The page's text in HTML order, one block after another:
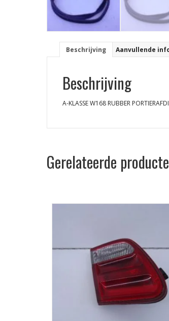
Beschrijving Aanvullende
Beschrijving
A-KLASSE W168 RUBBER
Gerelateerde